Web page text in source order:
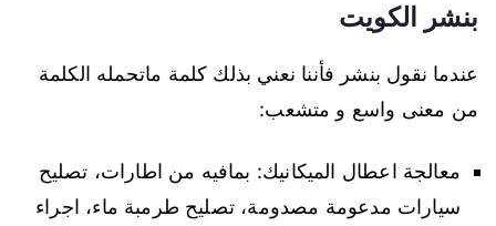
بنشر الكويت
عندما نقول بنشر فأننا نعني بذلك كلمة ماتحمله الكلمة
من معنى واسع و متشعب:
معالجة اعطال الميكانيك: بمافيه من اطارات، تصليح
سيارات مدعومة مصدومة، تصليح طرمبة ماء، اجراء